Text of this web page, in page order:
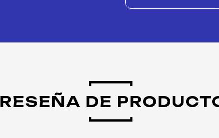
RESEÑA DE